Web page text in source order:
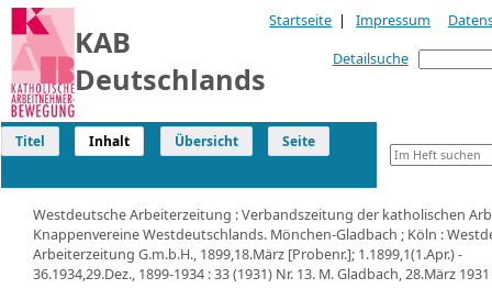
KAB
Deutschlands
Startseite | Impressum
Detailsuche
Titel Inhalt Übersicht Seite
Westdeutsche Arbeiterzeitung : Verbandszeitung der katholischen
Knappenvereine Westdeutschlands. Mönchen-Gladbach ; Köln :
Arbeiterzeitung G.m.b.H., 1899,18.März [Probenr.]; 1.1899,1(1.Apr.) -
36.1934,29.Dez., 1899-1934 : 33 (1931) Nr. 13. M. Gladbach, 28.März 1931